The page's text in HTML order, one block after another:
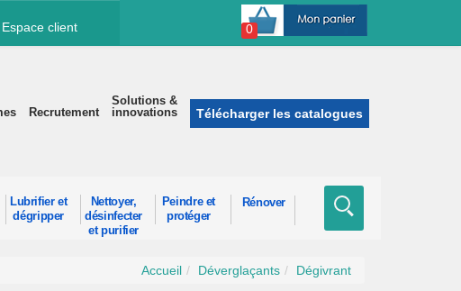
Espace client 0
Recrutement
Solutions &
innovations
Télécharger les catalogues
Lubrifier et
dégripper
Nettoyer,
désinfecter
et purifier
Peindre et
protéger
Rénover
Accueil Déverglaçants Dégivrant